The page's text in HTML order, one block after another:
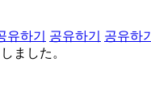
유하기 공유하기
공유하기
ました。